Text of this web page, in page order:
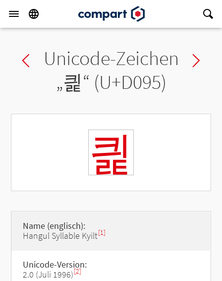
Previous char
Unicode-Zeichen
„킕“ (U+D095)
킕
Name (englisch):
Hangul Syllable Kyilt[1]
Unicode-Version:
2.0 (Juli 1996)[2]